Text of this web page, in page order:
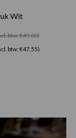
Wit
btw: €49,00)
btw: €47,55)